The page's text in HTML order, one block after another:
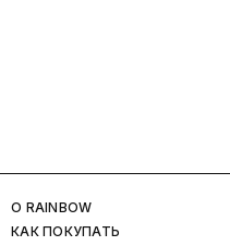
O RAINBOW
КАК ПОКУПАТЬ